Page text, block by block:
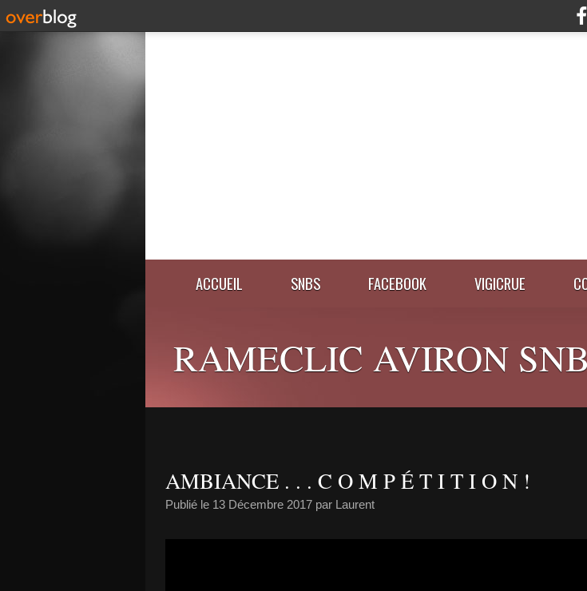
ACCUEIL SNBS FACEBOOK VIGICRUE
RAMECLIC AVIRON
AMBIANCE . . . C O M P É T I T I O N !
Publié le 13 Décembre 2017 par Laurent